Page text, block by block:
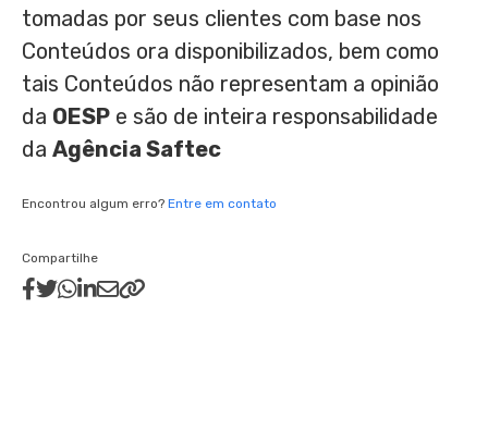
tomadas por seus clientes com base nos
Conteúdos ora disponibilizados, bem como
tais Conteúdos não representam a opinião
da OESP e são de inteira responsabilidade
da Agência Saftec
Encontrou algum erro? Entre em contato
Compartilhe